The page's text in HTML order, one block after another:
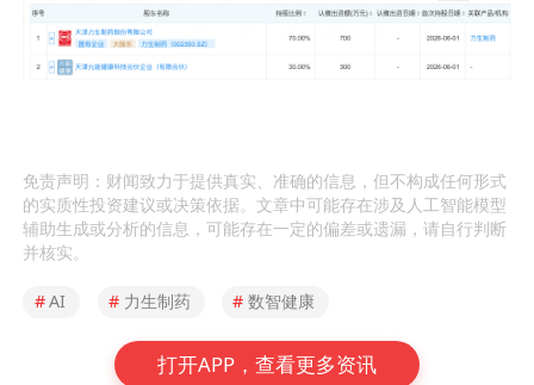
免责声明：财闻致力于提供真实、准确的信息，但不构成任何形式
的实质性投资建议或决策依据。文章中可能存在涉及人工智能模型
辅助生成或分析的信息，可能存在一定的偏差或遗漏，请自行判断
并核实。
#AI # 力生制药 # 数智健康
打开APP，查看更多资讯